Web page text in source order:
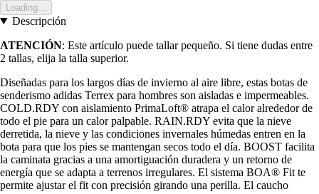
Loading...
Descripción
ATENCIÓN: Este artículo puede tallar pequeño. Si tiene dudas entre
2 tallas, elija la talla superior.
Diseñadas para los largos días de invierno al aire libre, estas botas de
senderismo adidas Terrex para hombres son aisladas e impermeables.
COLD.RDY con aislamiento PrimaLoft® atrapa el calor alrededor de
todo el pie para un calor palpable. RAIN.RDY evita que la nieve
derretida, la nieve y las condiciones invernales húmedas entren en la
bota para que los pies se mantengan secos todo el día. BOOST facilita
la caminata gracias a una amortiguación duradera y un retorno de
energía que se adapta a terrenos irregulares. El sistema BOA® Fit te
permite ajustar el fit con precisión girando una perilla. El caucho